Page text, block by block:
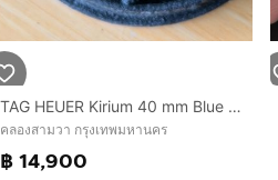
TAG HEUER Kirium 40 mm Blue Dial Swiss Quartz WL1110
คลองสามวา กรุงเทพมหานคร
฿ 14,900